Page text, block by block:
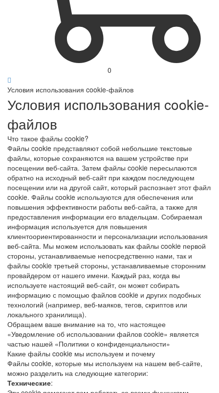
0
Условия использования cookie-файлов
Условия использования cookie-
файлов
Что такое файлы cookie?
Файлы cookie представляют собой небольшие текстовые
файлы, которые сохраняются на вашем устройстве при
посещении веб-сайта. Затем файлы cookie пересылаются
обратно на исходный веб-сайт при каждом последующем
посещении или на другой сайт, который распознает этот файл
cookie. Файлы cookie используются для обеспечения или
повышения эффективности работы веб-сайта, а также для
предоставления информации его владельцам. Собираемая
информация используется для повышения
клиентоориентированности и персонализации использования
веб-сайта. Мы можем использовать как файлы cookie первой
стороны, устанавливаемые непосредственно нами, так и
файлы cookie третьей стороны, устанавливаемые сторонним
провайдером от нашего имени. Каждый раз, когда вы
используете настоящий веб-сайт, он может собирать
информацию с помощью файлов cookie и других подобных
технологий (например, веб-маяков, тегов, скриптов или
локального хранилища).
Обращаем ваше внимание на то, что настоящее
«Уведомление об использовании файлов cookie» является
частью нашей «Политики о конфиденциальности»
Какие файлы cookie мы используем и почему
Файлы cookie, которые мы используем на нашем веб-сайте,
можно разделить на следующие категории:
Технические: